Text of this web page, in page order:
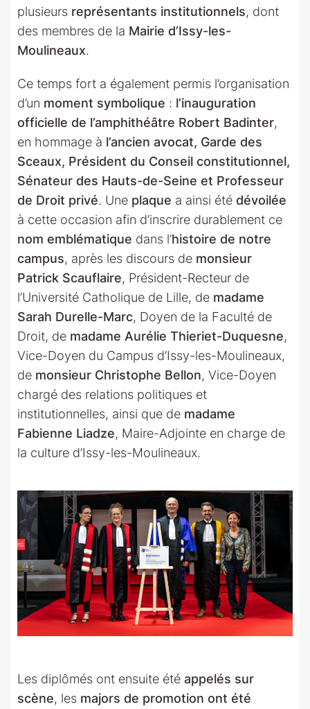
plusieurs représentants institutionnels, dont
des membres de la Mairie d’Issy-les-
Moulineaux.
Ce temps fort a également permis l’organisation
d’un moment symbolique : l’inauguration
officielle de l’amphithéâtre Robert Badinter,
en hommage à l’ancien avocat, Garde des
Sceaux, Président du Conseil constitutionnel,
Sénateur des Hauts-de-Seine et Professeur
de Droit privé. Une plaque a ainsi été dévoilée
à cette occasion afin d’inscrire durablement ce
nom emblématique dans l’histoire de notre
campus, après les discours de monsieur
Patrick Scauflaire, Président-Recteur de
l’Université Catholique de Lille, de madame
Sarah Durelle-Marc, Doyen de la Faculté de
Droit, de madame Aurélie Thieriet-Duquesne,
Vice-Doyen du Campus d’Issy-les-Moulineaux,
de monsieur Christophe Bellon, Vice-Doyen
chargé des relations politiques et
institutionnelles, ainsi que de madame
Fabienne Liadze, Maire-Adjointe en charge de
la culture d’Issy-les-Moulineaux.
Les diplômés ont ensuite été appelés sur
scène, les majors de promotion ont été